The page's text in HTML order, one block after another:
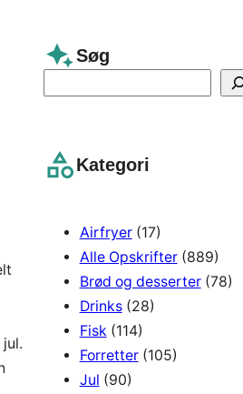
Søg
c
Kategori
Airfryer(17)
Alle Opskrifter(889)
Brød og desserter(78)
Drinks(28)
Fisk (114)
Forretter(105)
Jul (90)